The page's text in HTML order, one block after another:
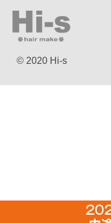
© 2020 Hi-s